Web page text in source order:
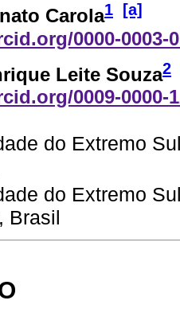
Carola1 [a]
0000-0003-
Leite Souza2
0009-0000-
do Extremo
do Extremo
Brasil